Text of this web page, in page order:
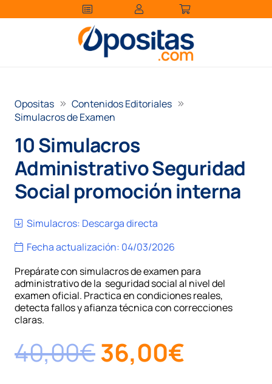
Opositas
Contenidos Editoriales
Simulacros de Examen
10 Simulacros
Administrativo Seguridad
Social promoción interna
Simulacros: Descarga directa
Fecha actualización: 04/03/2026
Prepárate con simulacros de examen para
administrativo de la seguridad social al nivel del
examen oficial. Practica en condiciones reales,
detecta fallos y afianza técnica con correcciones
claras.
40,00€El
36,00€